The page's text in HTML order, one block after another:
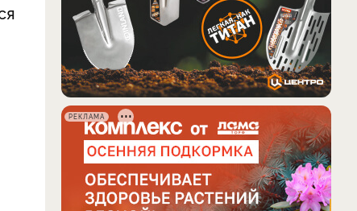
РЕКЛАМА